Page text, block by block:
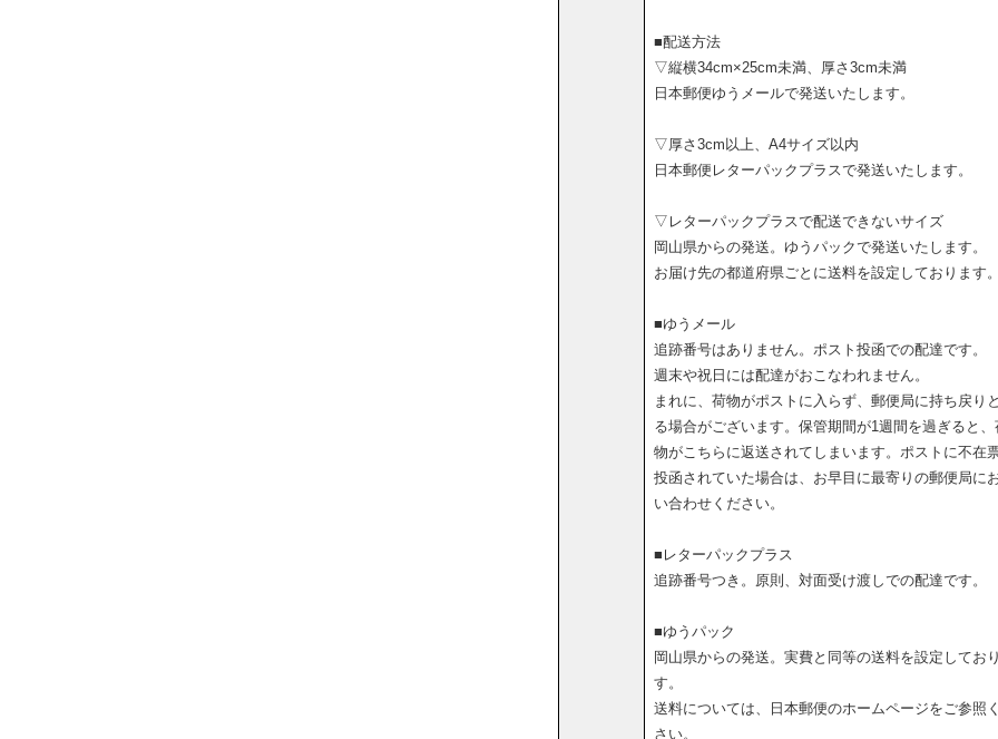
■配送方法
▽縦横34cm×25cm未満、厚さ3cm未満
日本郵便ゆうメールで発送いたします。
▽厚さ3cm以上、A4サイズ以内
日本郵便レターパックプラスで発送いたします。
▽レターパックプラスで配送できないサイズ
岡山県からの発送。ゆうパックで発送いたします。
お届け先の都道府県ごとに送料を設定しております。
■ゆうメール
追跡番号はありません。ポスト投函での配達です。
週末や祝日には配達がおこなわれません。
まれに、荷物がポストに入らず、郵便局に持ち戻り
る場合がございます。保管期間が1週間を過ぎると、
物がこちらに返送されてしまいます。ポストに不在
投函されていた場合は、お早目に最寄りの郵便局に
い合わせください。
■レターパックプラス
追跡番号つき。原則、対面受け渡しでの配達です。
■ゆうパック
岡山県からの発送。実費と同等の送料を設定してお
す。
送料については、日本郵便のホームページをご参照
さい。